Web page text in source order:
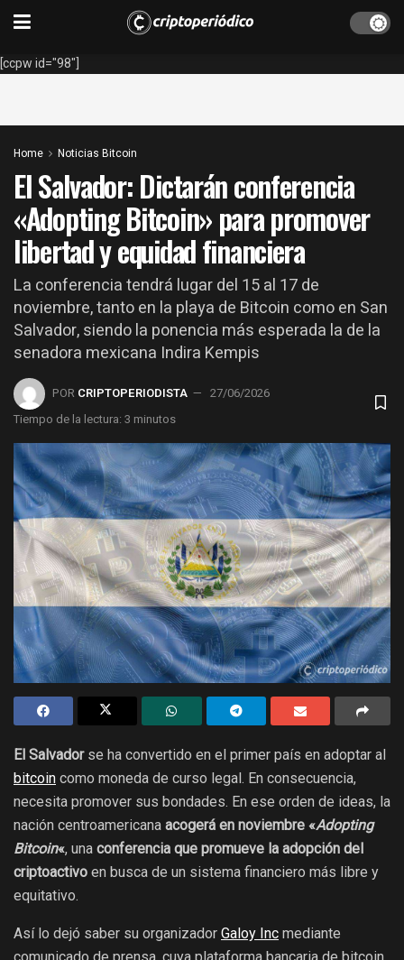
[ccpw id="98"]
Home Noticias Bitcoin
El Salvador: Dictarán conferencia
«Adopting Bitcoin» para promover
libertad y equidad financiera
La conferencia tendrá lugar del 15 al 17 de
noviembre, tanto en la playa de Bitcoin como en San
Salvador, siendo la ponencia más esperada la de la
senadora mexicana Indira Kempis
POR CRIPTOPERIODISTA
27/06/2026
Tiempo de la lectura: 3 minutos
El Salvadorse ha convertido en el primer país en adoptar al
bitcoin como moneda de curso legal. En consecuencia,
necesita promover sus bondades. En ese orden de ideas, la
nación centroamericana acogerá en noviembre «Adopting
Bitcoin«, una conferencia que promueve la adopción del
criptoactivo en busca de un sistema financiero más libre y
equitativo.
Así lo dejó saber su organizador Galoy Inc mediante